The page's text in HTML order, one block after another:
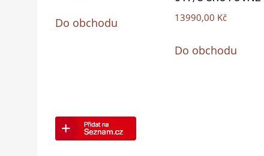
Do obchodu
13990,00 Kč
Do obchodu